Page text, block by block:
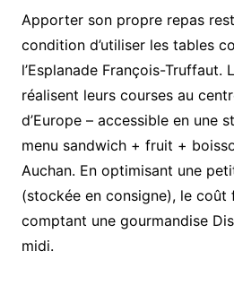
Apporter son propre repas
condition d’utiliser les tables
l’Esplanade François-Truffaut.
réalisent leurs courses au
d’Europe – accessible en une
menu sandwich + fruit +
Auchan. En optimisant une
(stockée en consigne), le coût
comptant une gourmandise
midi.